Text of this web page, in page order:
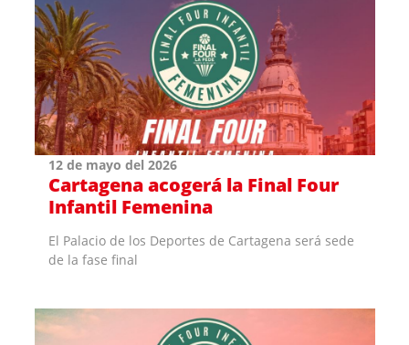
12 de mayo del 2026
Cartagena acogerá la Final Four
Infantil Femenina
El Palacio de los Deportes de Cartagena será sede
de la fase final